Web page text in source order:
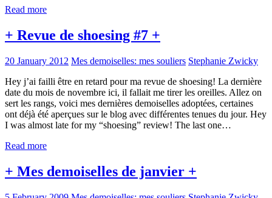
Read more
+ Revue de shoesing #7 +
20 January 2012 Mes demoiselles: mes souliers Stephanie Zwicky
Hey j’ai failli être en retard pour ma revue de shoesing! La dernière
date du mois de novembre ici, il fallait me tirer les oreilles. Allez on
sert les rangs, voici mes dernières demoiselles adoptées, certaines
ont déjà été aperçues sur le blog avec différentes tenues du jour. Hey
I was almost late for my “shoesing” review! The last one…
Read more
+ Mes demoiselles de janvier +